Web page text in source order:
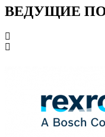
ВЕДУЩИЕ